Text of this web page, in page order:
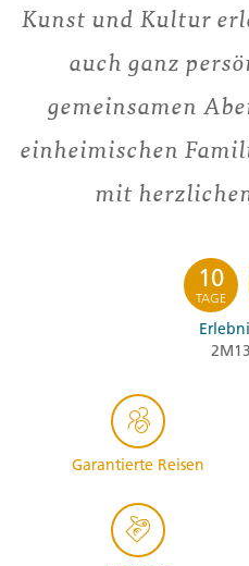
Kunst und Kultur
auch ganz
gemeinsamen
einheimischen
mit
10
TAGE
Garantierte Reisen